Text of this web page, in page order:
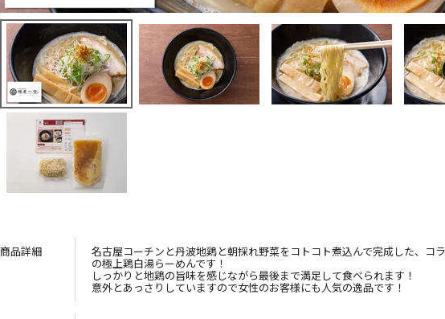
商品詳細 名古屋コーチンと丹波地鶏と朝採れ野菜をコトコト煮込んで完成した、コ
の極上鶏白湯らーめんです！
しっかりと地鶏の旨味を感じながら最後まで満足して食べられます！
意外とあっさりしていますので女性のお客様にも人気の逸品です！